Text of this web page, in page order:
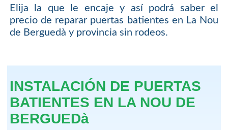
Elija la que le encaje y así podrá saber el
precio de reparar puertas batientes en La Nou
de Berguedà y provincia sin rodeos.
INSTALACIÓN DE PUERTAS
BATIENTES EN LA NOU DE
BERGUEDà